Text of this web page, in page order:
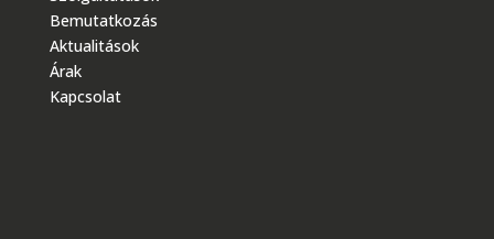
Bemutatkozás
Aktualitások
Árak
Kapcsolat